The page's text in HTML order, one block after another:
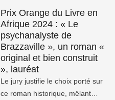
Prix Orange du Livre en
Afrique 2024 : « Le
psychanalyste de
Brazzaville », un roman «
original et bien construit
», lauréat
Le jury justifie le choix porté sur
ce roman historique, mêlant